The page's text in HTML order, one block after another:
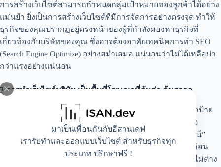
มาเป็นเพื่อนกันกับอีสานเดฟ
เรารับทำและออกแบบเว็บไซต์ สำหรับธุรกิจทุก
ประเภท ปรึกษาฟรี !
การสร้างเว็บไซต์สามารถกำหนดกลุ่มเป้าหมายของลูกค้าได้อย่าง
แม่นยำ ยิ่งเป็นการสร้างเว็บไซต์ที่มีการจัดการอย่างตรงจุด ทำให้
ธุรกิจของคุณปรากฏอยู่ตรงหน้าของผู้ที่กำลังมองหาธุรกิจที่
เกี่ยวข้องกับบริษัทของคุณ ซึ่งอาจต้องอาศัยเทคนิคการทำ SEO
(Search Engine Optimize) อย่างสม่ำเสมอ แน่นอนว่าไม่ได้เหลือบ่า
กว่าแรงอย่างแน่นอน
3.การทำเว็บไซต์บริษัท เป็นพื้นที่โฆษณาที่คุ้มค่า คุ้มราคา
การทำโฆษณานั้นมีหลากหลายรูปแบบ ไม่ว่าจะเป็นการเช่าป้าย
โฆษณาขนาดใหญ่ การประชาสัมพันธ์ผ่านช่องทางวิทยุ สื่อ
โทรศัพท์ต่าง ๆ และที่เป็นที่นิยมในตอนนี้จะเป็น “สื่อออนไลน์”
อย่างเช่นการยิงแอดในแพลตฟอร์มต่าง ๆ ซึ่งมีค่าใช้จ่ายที่ค่อน
ข้างสูงเลยทีเดียว แม้ว่าการทำเว็บไซต์บริษัทจะมีค่าใช้จ่ายไม่ต่าง